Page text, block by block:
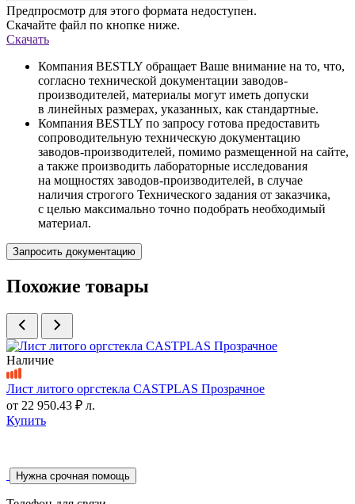
Предпросмотр для этого формата недоступен.
Скачайте файл по кнопке ниже.
Скачать
Компания BESTLY обращает Ваше внимание на то, что,
согласно технической документации заводов-
производителей, материалы могут иметь допуски
в линейных размерах, указанных, как стандартные.
Компания BESTLY по запросу готова предоставить
сопроводительную техническую документацию
заводов-производителей, помимо размещенной на сайте,
а также производить лабораторные исследования
на мощностях заводов-производителей, в случае
наличия строгого Технического задания от заказчика,
с целью максимально точно подобрать необходимый
материал.
Запросить документацию
Похожие товары
Наличие
Лист литого оргстекла СASTPLAS Прозрачное
от 22 950.43 ₽ л.
Купить
Нужна срочная помощь